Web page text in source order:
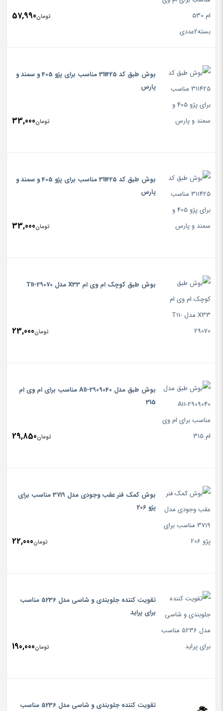
تومان57,990
بوش طبق کد 311425 مناسب برای پژو 405 و سمند و
پارس
تومان33,000
بوش طبق کد 311425 مناسب برای پژو 405 و سمند و
پارس
تومان33,000
بوش طبق کوچک ام وی ام X33 مدل T11-29070
تومان23,000
بوش طبق مدل A11-2909040 مناسب برای ام وی ام
315
تومان29,850
بوش کمک فنر عقب وجودی مدل 3719 مناسب برای
پژو 206
تومان22,000
تقویت کننده جلوبندی و شاسی مدل 5236 مناسب
برای پراید
تومان190,000
تقویت کننده جلوبندی و شاسی مدل 5236 مناسب